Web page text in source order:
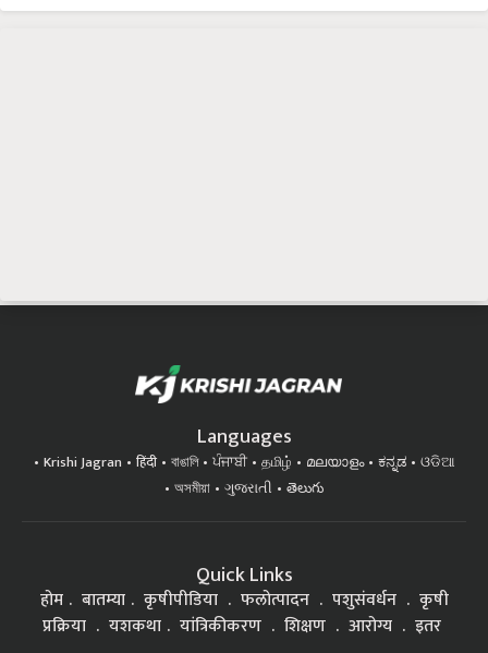
Languages
Krishi Jagran हिंदी বাঙালি ਪੰਜਾਬੀ தமிழ் മലയാളം ಕನ್ನಡ
ଓଡିଆ
অসমীয়া
ગુજરાતી తెలుగు
Quick Links
होम बातम्या कृषीपीडिया फलोत्पादन पशुसंवर्धन
कृषी
प्रक्रिया
यशकथा यांत्रिकीकरण शिक्षण आरोग्य इतर